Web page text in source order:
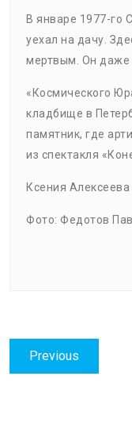
В январе 1977-го
уехал на дачу.
мертвым. Он даже
«Космического
кладбище в
памятник, где
из спектакля
Ксения Алексеева
Фото: Федотов
Навигация
по
Previous
post: